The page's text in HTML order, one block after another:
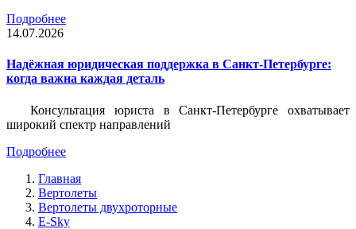
Подробнее
14.07.2026
Надёжная юридическая поддержка в Санкт-Петербурге:
когда важна каждая деталь
Консультация юриста в Санкт-Петербурге охватывает
широкий спектр направлений
Подробнее
Главная
Вертолеты
Вертолеты двухроторные
E-Sky